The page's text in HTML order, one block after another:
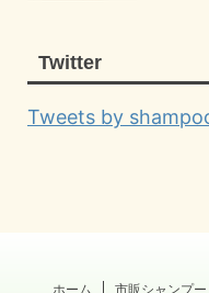
Twitter
Tweets by
ホーム 市販シャンプー